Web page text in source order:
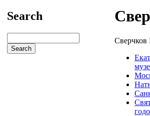
Search
Сверчков